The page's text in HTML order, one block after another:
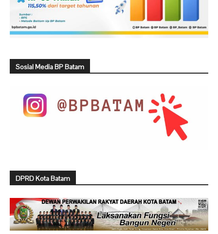
Sosial Media BP Batam
DPRD Kota Batam